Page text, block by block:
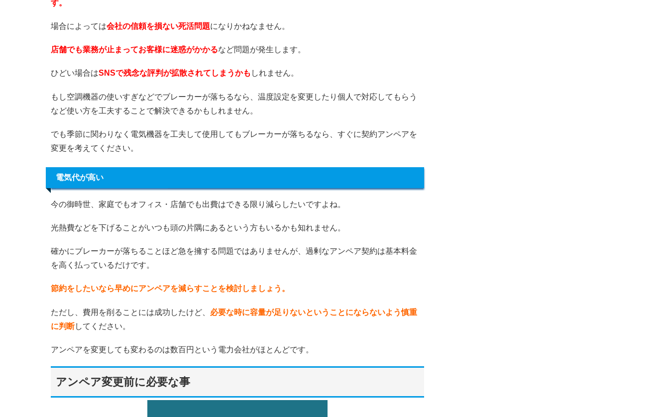
す。
場合によっては会社の信頼を損ない死活問題になりかねなません。
店舗でも業務が止まってお客様に迷惑がかかるなど問題が発生します。
ひどい場合はSNSで残念な評判が拡散されてしまうかも しれません。
もし空調機器の使いすぎなどでブレーカーが落ちるなら、温度設定を変更したり個人で対応してもらう
など使い方を工夫することで解決できるかもしれません。
でも季節に関わりなく電気機器を工夫して使用してもブレーカーが落ちるなら、すぐに契約アンペアを
変更を考えてください。
電気代が高い
今の御時世、家庭でもオフィス・店舗でも出費はできる限り減らしたいですよね。
光熱費などを下げることがいつも頭の片隅にあるという方もいるかも知れません。
確かにブレーカーが落ちることほど急を擁する問題ではありませんが、過剰なアンペア契約は基本料金
を高く払っているだけです。
節約をしたいなら早めにアンペアを減らすことを検討しましょう。
ただし、費用を削ることには成功したけど、 必要な時に容量が足りないということにならないよう慎重
に判断してください。
アンペアを変更しても変わるのは数百円という電力会社がほとんどです。
アンペア変更前に必要な事